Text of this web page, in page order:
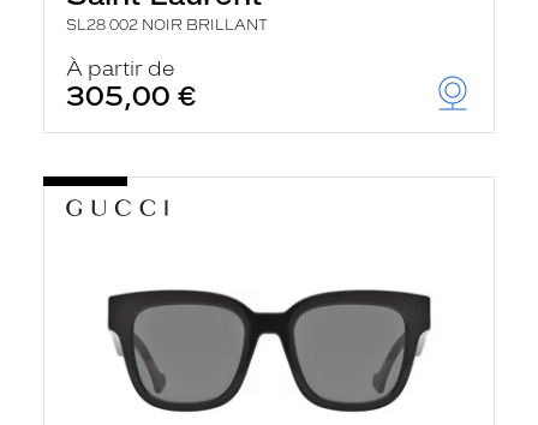
SL28 002 NOIR BRILLANT
À partir de
305,00 €